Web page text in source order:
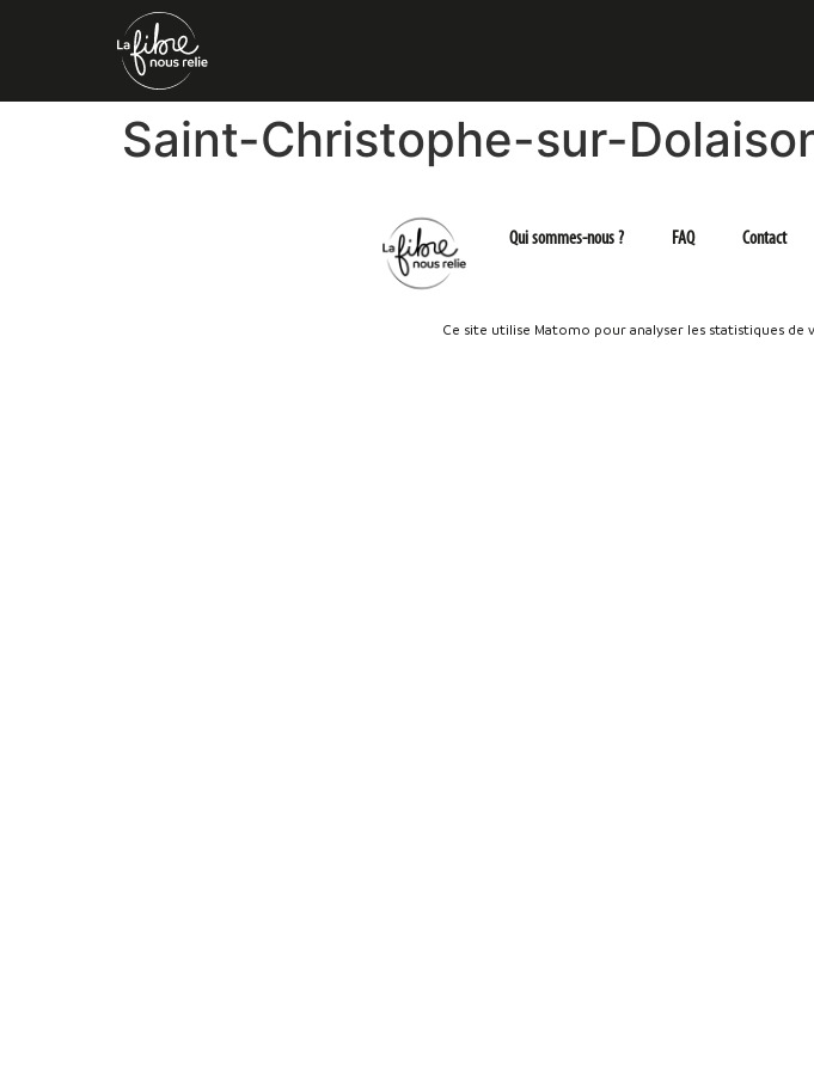
Saint-Christophe-sur-
Qui sommes-nous ? FAQ Contact
Ce site utilise Matomo pour analyser les statistiques de